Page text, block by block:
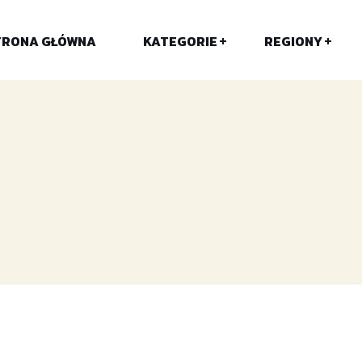
GŁÓWNA KATEGORIE REGIONY